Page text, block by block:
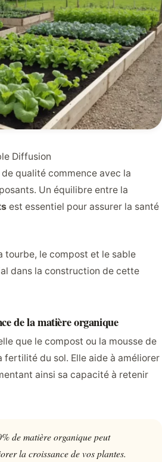
Diffusion
de qualité commence avec la
Un équilibre entre la
est essentiel pour assurer la santé
tourbe, le compost et le sable
dans la construction de cette
de la matière organique
que le compost ou la mousse de
fertilité du sol. Elle aide à améliorer
ainsi sa capacité à retenir
de matière organique peut
la croissance de vos plantes.